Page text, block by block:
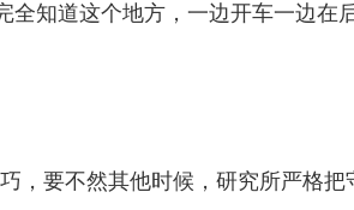
知道这个地方，一边开车一边在
，要不然其他时候，研究所严格把